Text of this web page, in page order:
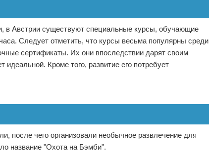
в Австрии существуют специальные курсы, обучающие
Следует отметить, что курсы весьма популярны среди
сертификаты. Их они впоследствии дарят своим
Кроме того, развитие его потребует
чего организовали необычное развлечение для
название "Охота на Бэмби".